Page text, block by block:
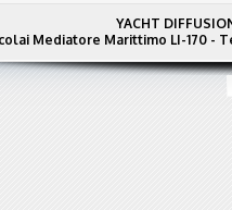
YACHT
Mediatore Marittimo LI-170 - Tel